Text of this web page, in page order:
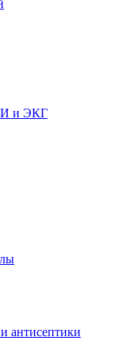
и ЭКГ
антисептики